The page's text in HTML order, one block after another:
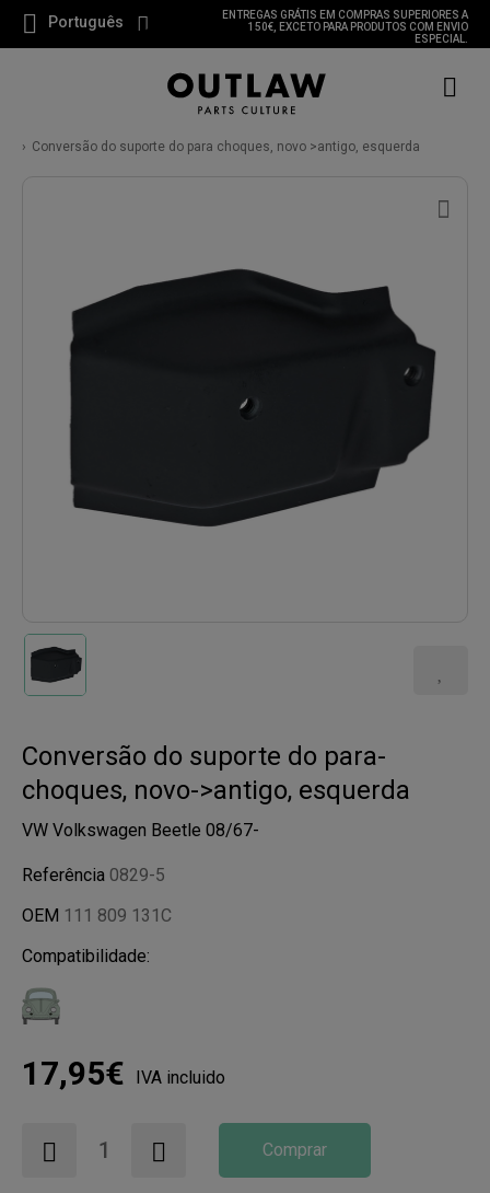
Português
ENTREGAS GRÁTIS EM COMPRAS SUPERIORES A
150€, EXCETO PARA PRODUTOS COM ENVIO
ESPECIAL.
Conversão do suporte do para choques, novo >antigo, esquerda
Conversão do suporte do para-
choques, novo->antigo, esquerda
VW Volkswagen Beetle 08/67-
Referência 0829-5
OEM 111 809 131C
Compatibilidade:
17,95€ IVA incluido
Comprar